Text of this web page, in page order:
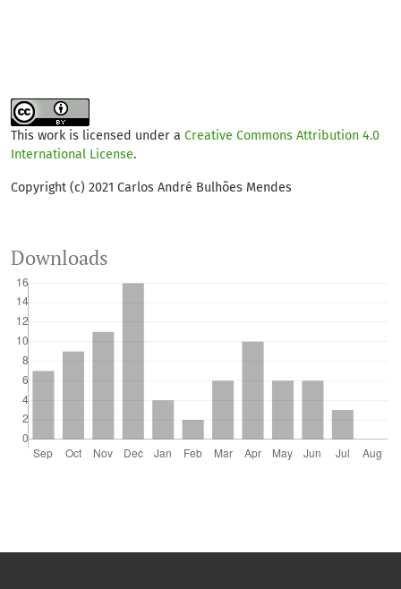
This work is licensed under a Creative Commons Attribution 4.0
International License.
Copyright (c) 2021 Carlos André Bulhões Mendes
Downloads